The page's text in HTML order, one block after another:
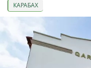
КАРАБАХ